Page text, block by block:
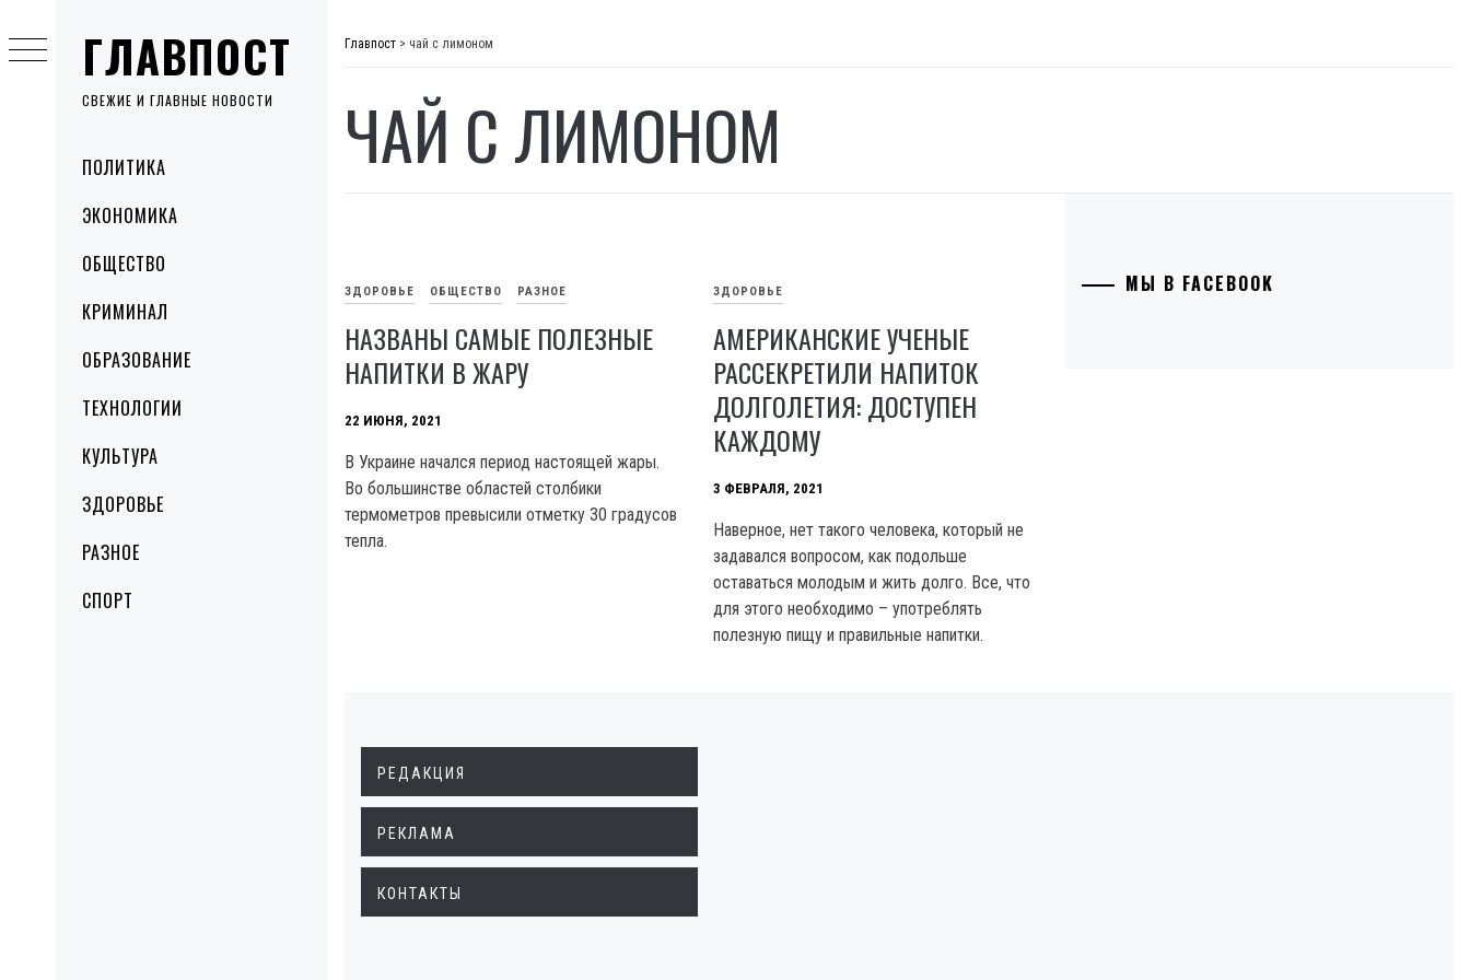
ГЛАВПОСТ
СВЕЖИЕ И ГЛАВНЫЕ НОВОСТИ
MenuПОЛИТИКА
ЭКОНОМИКА
ОБЩЕСТВО
КРИМИНАЛ
ОБРАЗОВАНИЕ
ТЕХНОЛОГИИ
КУЛЬТУРА
ЗДОРОВЬЕ
РАЗНОЕ
СПОРТ
to
content
Главпост > чай с лимоном
ЧАЙ С ЛИМОНОМ
ЗДОРОВЬЕ ОБЩЕСТВО РАЗНОЕ
НАЗВАНЫ САМЫЕ ПОЛЕЗНЫЕ
НАПИТКИ В ЖАРУ
22 ИЮНЯ, 2021
В Украине начался период настоящей жары.
Во большинстве областей столбики
термометров превысили отметку 30 градусов
тепла.
ЗДОРОВЬЕ
АМЕРИКАНСКИЕ УЧЕНЫЕ
РАССЕКРЕТИЛИ НАПИТОК
ДОЛГОЛЕТИЯ: ДОСТУПЕН
КАЖДОМУ
3 ФЕВРАЛЯ, 2021
Наверное, нет такого человека, который не
задавался вопросом, как подольше
оставаться молодым и жить долго. Все, что
для этого необходимо – употреблять
полезную пищу и правильные напитки.
МЫ В FACEBOOK
РЕДАКЦИЯ
РЕКЛАМА
КОНТАКТЫ